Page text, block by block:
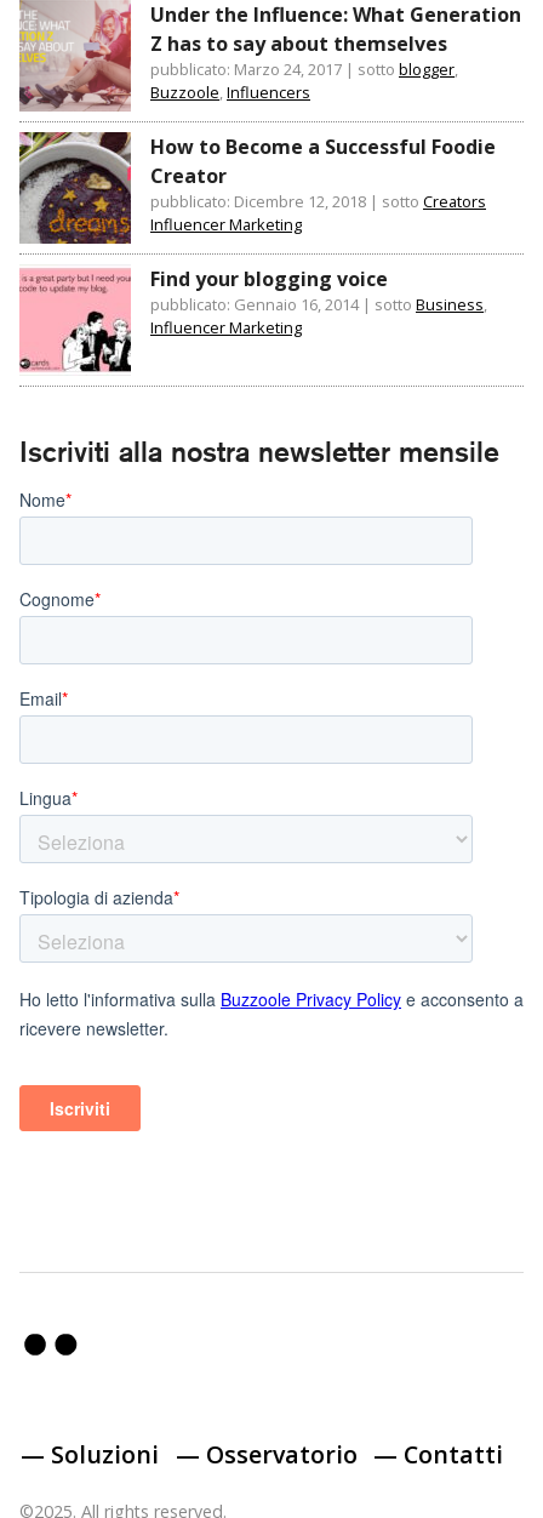
Under the Influence: What Generation
Z has to say about themselves
pubblicato: Marzo 24, 2017 | sotto blogger,
Buzzoole,Influencers
How to Become a Successful Foodie
Creator
pubblicato: Dicembre 12, 2018 | sotto Creators
Influencer Marketing
Find your blogging voice
pubblicato: Gennaio 16, 2014| sotto Business,
Influencer Marketing
Iscriviti alla nostra newsletter mensile
— Soluzioni — Osservatorio — Contatti
©2025. All rights reserved.